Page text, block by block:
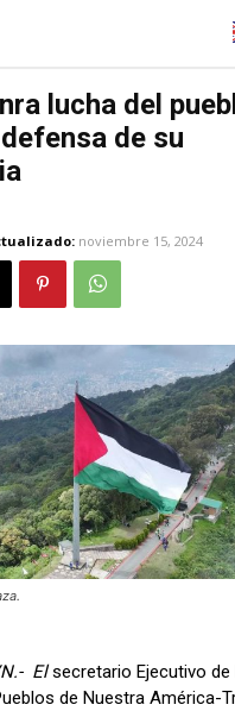
lucha del
de su
noviembre 15, 2024
Elsecretario Ejecutivo de
de Nuestra América-